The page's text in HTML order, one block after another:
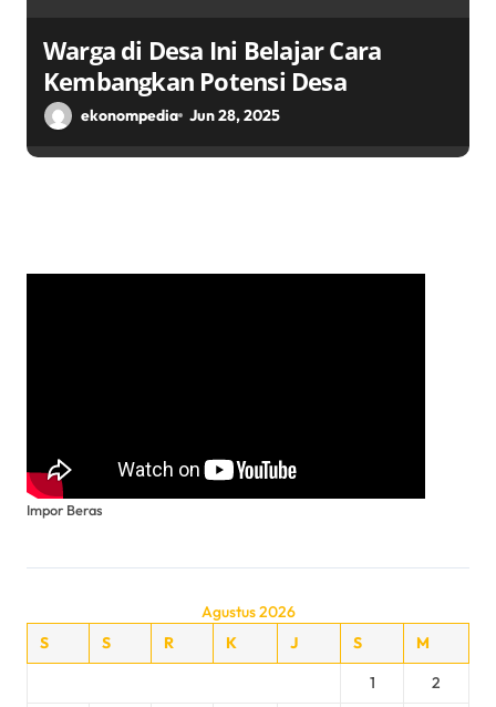
Warga di Desa Ini Belajar Cara
Kembangkan Potensi Desa
ekonompedia Jun 28, 2025
Impor Beras
Agustus 2026
S
S R K J S
M
1
2